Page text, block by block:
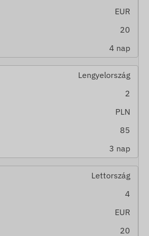
EUR
20
4 nap
Lengyelország
2
PLN
85
3 nap
Lettország
4
EUR
20